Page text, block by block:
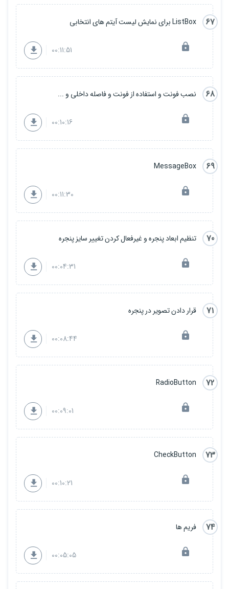
67 ListBox برای نمایش لیست آیتم های انتخابی
00:11:51
68 نصب فونت و استفاده از فونت و فاصله داخلی و ...
00:10:16
69
MessageBox
00:11:30
70 تنظیم ابعاد پنجره و غیرفعال کردن تغییر سایز پنجره
00:04:31
71 قرار دادن تصویر در پنجره
00:08:44
72
RadioButton
00:09:01
73
CheckButton
00:10:21
74 فریم ها
00:05:05